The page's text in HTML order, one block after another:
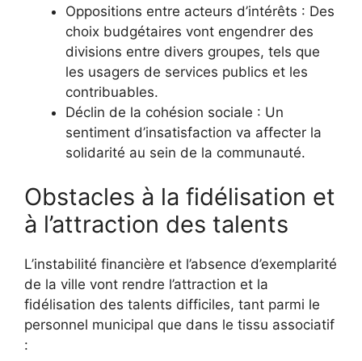
Oppositions entre acteurs d’intérêts : Des
choix budgétaires vont engendrer des
divisions entre divers groupes, tels que
les usagers de services publics et les
contribuables.
Déclin de la cohésion sociale : Un
sentiment d’insatisfaction va affecter la
solidarité au sein de la communauté.
Obstacles à la fidélisation et
à l’attraction des talents
L’instabilité financière et l’absence d’exemplarité
de la ville vont rendre l’attraction et la
fidélisation des talents difficiles, tant parmi le
personnel municipal que dans le tissu associatif
: